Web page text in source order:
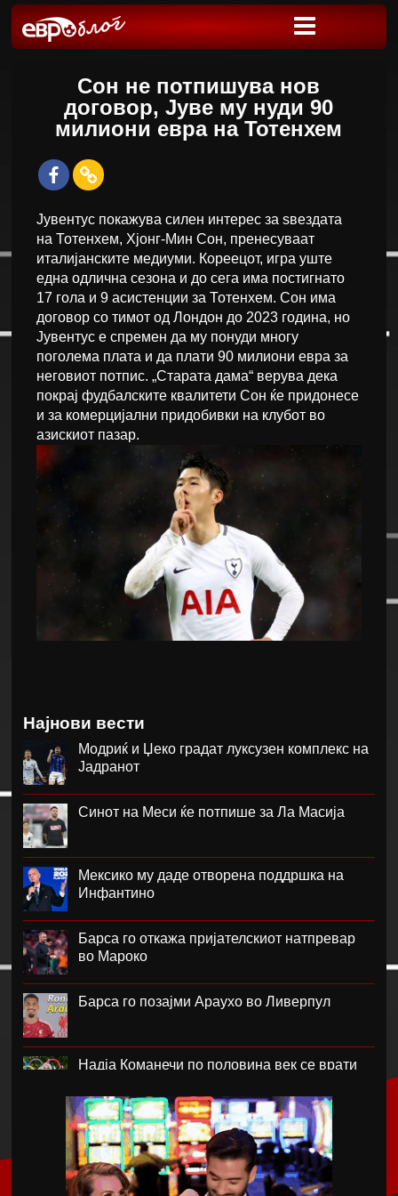
Сон не потпишува нов
договор, Јуве му нуди 90
милиони евра на Тотенхем
Јувентус покажува силен интерес за ѕвездата
на Тотенхем, Хјонг-Мин Сон, пренесуваат
италијанските медиуми. Кореецот, игра уште
една одлична сезона и до сега има постигнато
17 гола и 9 асистенции за Тотенхем. Сон има
договор со тимот од Лондон до 2023 година, но
Јувентус е спремен да му понуди многу
поголема плата и да плати 90 милиони евра за
неговиот потпис. „Старата дама“ верува дека
покрај фудбалските квалитети Сон ќе придонесе
и за комерцијални придобивки на клубот во
азискиот пазар.
Најнови вести
Модриќ и Џеко градат луксузен комплекс на
Јадранот
Синот на Меси ќе потпише за Ла Масија
Мексико му даде отворена поддршка на
Инфантино
Барса го откажа пријателскиот натпревар
во Мароко
Барса го позајми Араухо во Ливерпул
Надја Команечи по половина век се врати
ФК Пелистер со заштитен бренд по 81
година постоење !
Артета: Мојот Арсенал учи од грешките